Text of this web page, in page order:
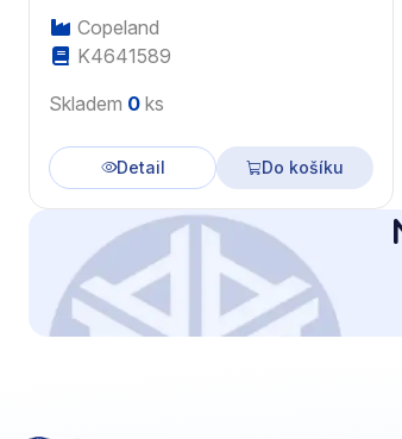
Copeland
K4641589
Skladem 0 ks
Detail Do košíku